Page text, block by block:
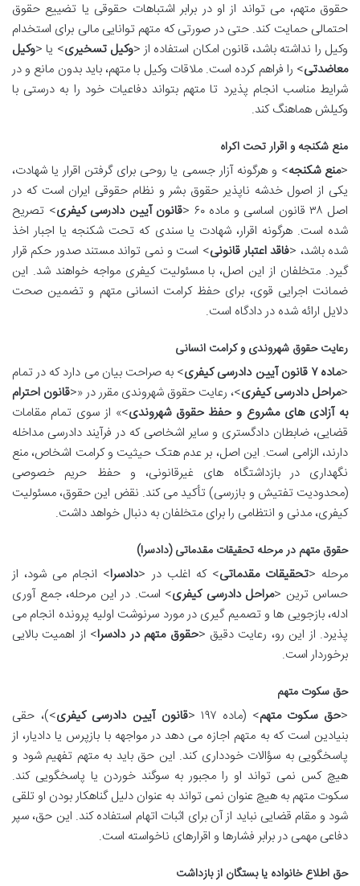
حقوق متهم، می تواند از او در برابر اشتباهات حقوقی یا تضییع حقوق
احتمالی حمایت کند. حتی در صورتی که متهم توانایی مالی برای استخدام
وکیل را نداشته باشد، قانون امکان استفاده از <وکیل تسخیری> یا <وکیل
معاضدتی> را فراهم کرده است. ملاقات وکیل با متهم، باید بدون مانع و در
شرایط مناسب انجام پذیرد تا متهم بتواند دفاعیات خود را به درستی با
وکیلش هماهنگ کند.
منع شکنجه و اقرار تحت اکراه
<منع شکنجه> و هرگونه آزار جسمی یا روحی برای گرفتن اقرار یا شهادت،
یکی از اصول خدشه ناپذیر حقوق بشر و نظام حقوقی ایران است که در
اصل ۳۸ قانون اساسی و ماده ۶۰ <
قانون آیین دادرسی کیفری> تصریح
شده است. هرگونه اقرار، شهادت یا سندی که تحت شکنجه یا اجبار اخذ
شده باشد، <فاقد اعتبار قانونی> است و نمی تواند مستند صدور حکم قرار
گیرد. متخلفان از این اصل، با مسئولیت کیفری مواجه خواهند شد. این
ضمانت اجرایی قوی، برای حفظ کرامت انسانی متهم و تضمین صحت
دلایل ارائه شده در دادگاه است.
رعایت حقوق شهروندی و کرامت انسانی
<ماده ۷ قانون آیین دادرسی کیفری
> به صراحت بیان می دارد که در تمام
<مراحل دادرسی کیفری>، رعایت حقوق شهروندی مقرر در «<قانون احترام
به آزادی های مشروع و حفظ حقوق شهروندی>» از سوی تمام مقامات
قضایی، ضابطان دادگستری و سایر اشخاصی که در فرآیند دادرسی مداخله
دارند، الزامی است. این اصل، بر عدم هتک حیثیت و کرامت اشخاص، منع
نگهداری در بازداشتگاه های غیرقانونی، و حفظ حریم خصوصی
(محدودیت تفتیش و بازرسی) تأکید می کند. نقض این حقوق، مسئولیت
کیفری، مدنی و انتظامی را برای متخلفان به دنبال خواهد داشت.
حقوق متهم در مرحله تحقیقات مقدماتی (دادسرا)
مرحله <تحقیقات مقدماتی> که اغلب در <دادسرا> انجام می شود، از
حساس ترین <مراحل دادرسی کیفری> است. در این مرحله، جمع آوری
ادله، بازجویی ها و تصمیم گیری در مورد سرنوشت اولیه پرونده انجام می
پذیرد. از این رو، رعایت دقیق <حقوق متهم در دادسرا> از اهمیت بالایی
برخوردار است.
حق سکوت متهم
<حق سکوت متهم> (ماده ۱۹۷ < قانون آیین دادرسی کیفری>)، حقی
بنیادین است که به متهم اجازه می دهد در مواجهه با بازپرس یا دادیار، از
پاسخگویی به سؤالات خودداری کند. این حق باید به متهم تفهیم شود و
هیچ کس نمی تواند او را مجبور به سوگند خوردن یا پاسخگویی کند.
سکوت متهم به هیچ عنوان نمی تواند به عنوان دلیل گناهکار بودن او تلقی
شود و مقام قضایی نباید از آن برای اثبات اتهام استفاده کند. این حق، سپر
دفاعی مهمی در برابر فشارها و اقرارهای ناخواسته است.
حق اطلاع خانواده یا بستگان از بازداشت